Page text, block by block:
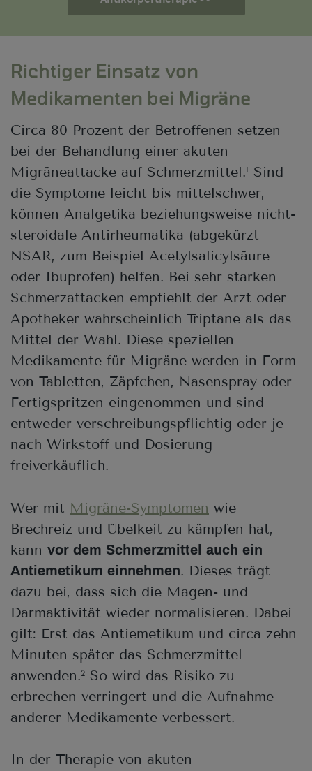
Richtiger Einsatz von
Medikamenten bei Migräne
Circa 80 Prozent der Betroffenen setzen
bei der Behandlung einer akuten
Migräneattacke auf Schmerzmittel.1
Sind
die Symptome leicht bis mittelschwer,
können Analgetika beziehungsweise nicht-
steroidale Antirheumatika (abgekürzt
NSAR, zum Beispiel Acetylsalicylsäure
oder Ibuprofen) helfen. Bei sehr starken
Schmerzattacken empfiehlt der Arzt oder
Apotheker wahrscheinlich Triptane als das
Mittel der Wahl. Diese speziellen
Medikamente für Migräne werden in Form
von Tabletten, Zäpfchen, Nasenspray oder
Fertigspritzen eingenommen und sind
entweder verschreibungspflichtig oder je
nach Wirkstoff und Dosierung
freiverkäuflich.
Wer mit Migräne-Symptomen wie
Brechreiz und Übelkeit zu kämpfen hat,
kann vor dem Schmerzmittel auch ein
Antiemetikum einnehmen. Dieses trägt
dazu bei, dass sich die Magen- und
Darmaktivität wieder normalisieren. Dabei
gilt: Erst das Antiemetikum und circa zehn
Minuten später das Schmerzmittel
anwenden.2 So wird das Risiko zu
erbrechen verringert und die Aufnahme
anderer Medikamente verbessert.
In der Therapie von akuten